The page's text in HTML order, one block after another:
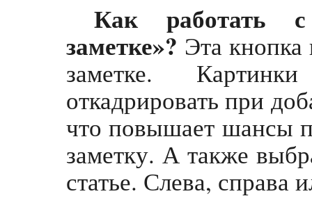
Как работать
заметке»? Эта кнопка
заметке.
откадрировать при
что повышает шансы
заметку. А также
статье. Слева, справа